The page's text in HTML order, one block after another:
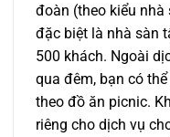
đoàn (theo kiểu nhà
đặc biệt là nhà sàn
500 khách. Ngoài
qua đêm, bạn có
theo đồ ăn picnic.
riêng cho dịch vụ